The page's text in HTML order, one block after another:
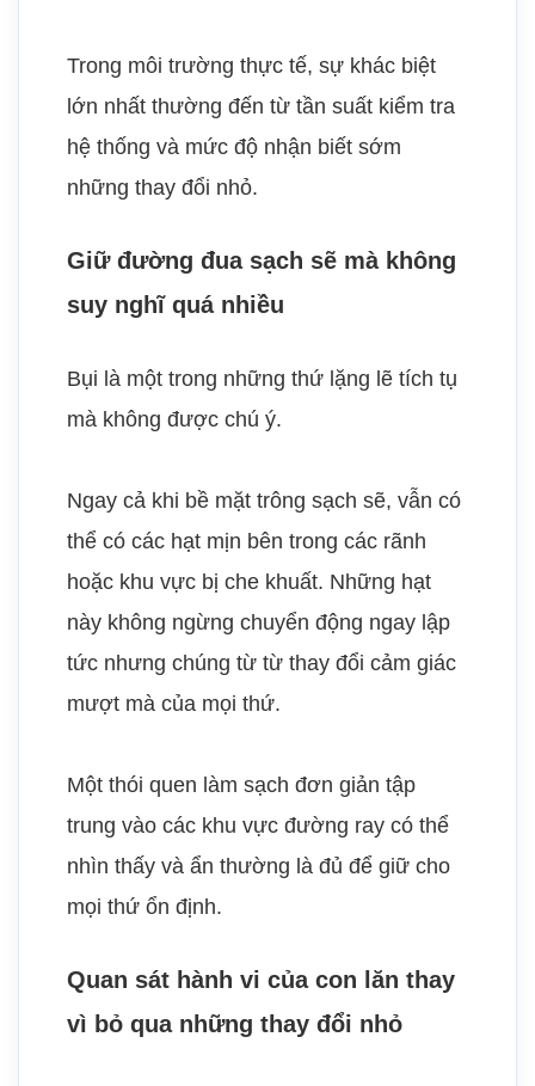
Trong môi trường thực tế, sự khác biệt
lớn nhất thường đến từ tần suất kiểm tra
hệ thống và mức độ nhận biết sớm
những thay đổi nhỏ.
Giữ đường đua sạch sẽ mà không
suy nghĩ quá nhiều
Bụi là một trong những thứ lặng lẽ tích tụ
mà không được chú ý.
Ngay cả khi bề mặt trông sạch sẽ, vẫn có
thể có các hạt mịn bên trong các rãnh
hoặc khu vực bị che khuất. Những hạt
này không ngừng chuyển động ngay lập
tức nhưng chúng từ từ thay đổi cảm giác
mượt mà của mọi thứ.
Một thói quen làm sạch đơn giản tập
trung vào các khu vực đường ray có thể
nhìn thấy và ẩn thường là đủ để giữ cho
mọi thứ ổn định.
Quan sát hành vi của con lăn thay
vì bỏ qua những thay đổi nhỏ